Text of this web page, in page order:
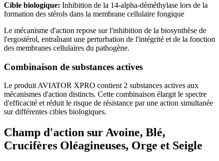
Cible biologique: Inhibition de la 14-alpha-déméthylase lors de la
formation des stérols dans la membrane cellulaire fongique
Le mécanisme d'action repose sur l'inhibition de la biosynthèse de
l'ergostérol, entraînant une perturbation de l'intégrité et de la fonction
des membranes cellulaires du pathogène.
Combinaison de substances actives
Le produit AVIATOR XPRO contient 2 substances actives aux
mécanismes d'action distincts. Cette combinaison élargit le spectre
d'efficacité et réduit le risque de résistance par une action simultanée
sur différentes cibles biologiques.
Champ d'action sur Avoine, Blé,
Crucifères Oléagineuses, Orge et Seigle